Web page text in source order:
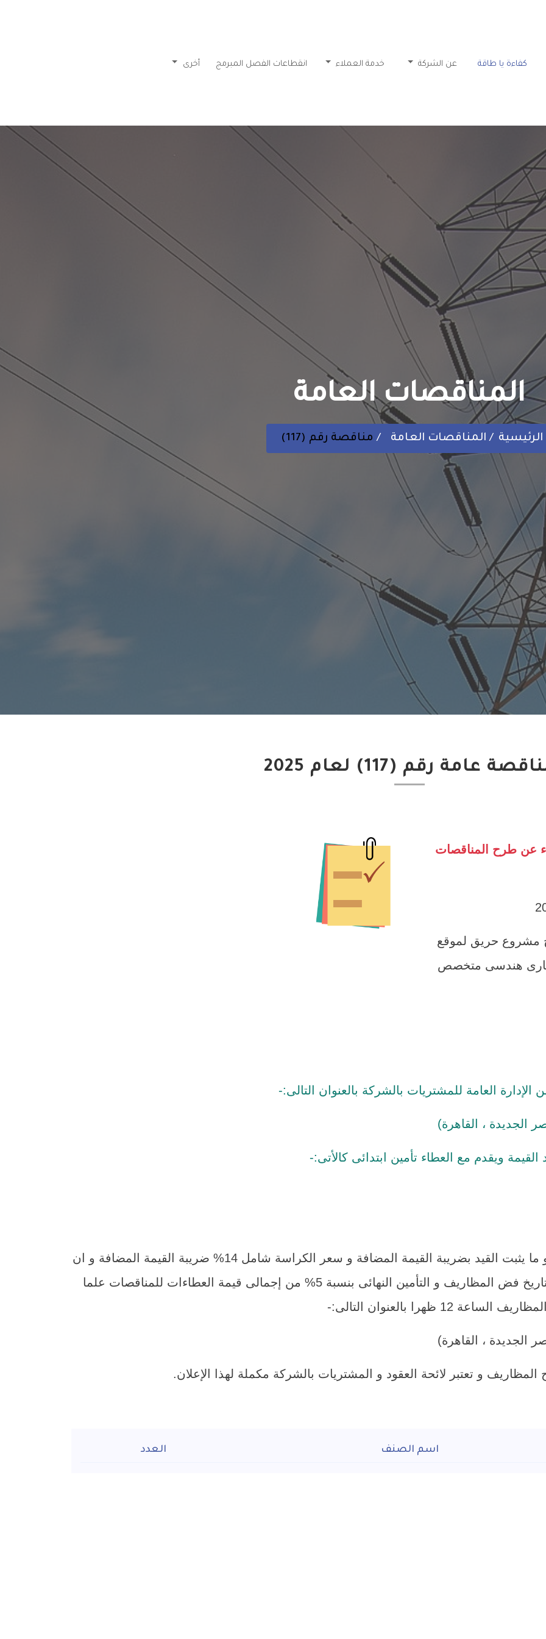
كفاءة يا طاقة عن الشركة خدمة العملاء انقطاعات الفصل المبرمج أخرى
المناقصات العامة
الرئيسية المناقصات العامة مناقصة رقم (117)
عامة رقم (117) لعام 2025
عن طرح المناقصات
مشروع حريق لموقع
هندسى متخصص
العامة للمشتريات بالشركة بالعنوان التالى:-
ويقدم مع العطاء تأمين ابتدائى كالأتى:-
و يرفق بالعطاء صورة البطاقة الضريبية و ما يثبت القيد بضريبة القيمة المضافة و سعر الكراسة شامل 14% ضريبة القيمة المضافة و ان
تكون مدة سريان العطاء ثلاثة أشهر من تاريخ فض المظاريف و التأمين النهائى بنسبة 5% من إجمالى قيمة العطاءات للمناقصات علما
ظهرا بالعنوان التالى:-
اسم الصنف العدد